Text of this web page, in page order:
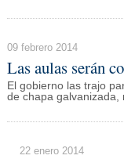
09 febrero 2014
Las aulas serán
El gobierno las trajo
de chapa galvanizada,
22 enero 2014